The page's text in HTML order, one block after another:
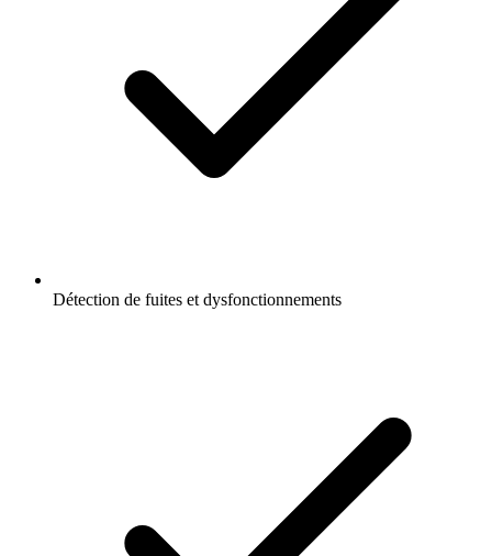
Détection de fuites et dysfonctionnements